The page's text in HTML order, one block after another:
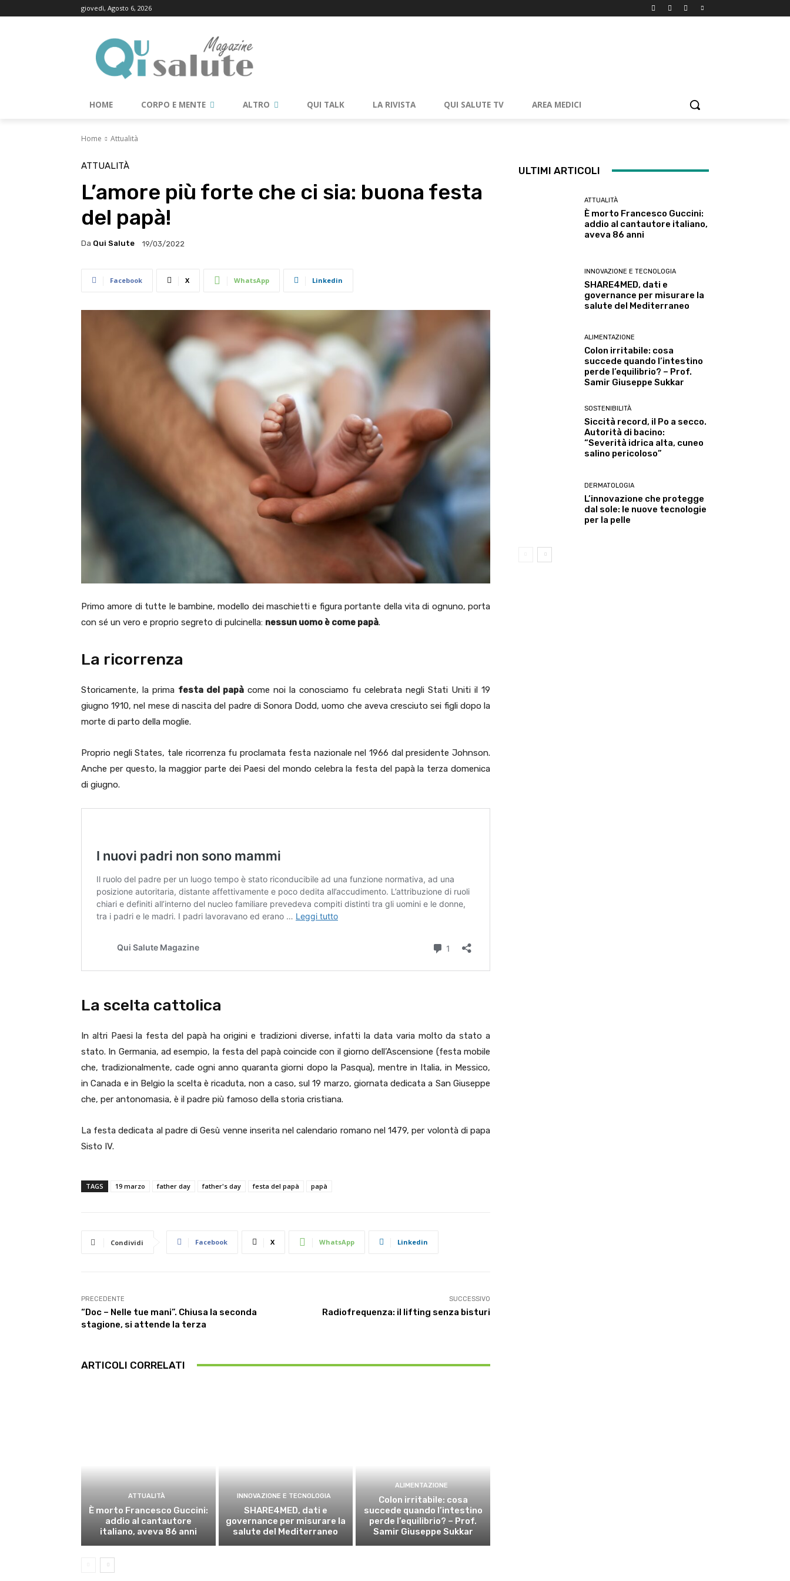
giovedì, Agosto 6, 2026
HOME CORPO E MENTE ALTRO QUI TALK LA RIVISTA QUI SALUTE TV AREA MEDICI
Home Attualità
ATTUALITÀ
L’amore più forte che ci sia: buona festa
del papà!
Da Qui Salute 19/03/2022
Facebook X WhatsApp Linkedin
Primo amore di tutte le bambine, modello dei maschietti e figura portante della vita di ognuno, porta
con sé un vero e proprio segreto di pulcinella: nessun uomo è come papà.
La ricorrenza
Storicamente, la prima festa del papà come noi la conosciamo fu celebrata negli Stati Uniti il 19
giugno 1910, nel mese di nascita del padre di Sonora Dodd, uomo che aveva cresciuto sei figli dopo la
morte di parto della moglie.
Proprio negli States, tale ricorrenza fu proclamata festa nazionale nel 1966 dal presidente Johnson.
Anche per questo, la maggior parte dei Paesi del mondo celebra la festa del papà la terza domenica
di giugno.
La scelta cattolica
In altri Paesi la festa del papà ha origini e tradizioni diverse, infatti la data varia molto da stato a
stato. In Germania, ad esempio, la festa del papà coincide con il giorno dell’Ascensione (festa mobile
che, tradizionalmente, cade ogni anno quaranta giorni dopo la Pasqua), mentre in Italia, in Messico,
in Canada e in Belgio la scelta è ricaduta, non a caso, sul 19 marzo, giornata dedicata a San Giuseppe
che, per antonomasia, è il padre più famoso della storia cristiana.
La festa dedicata al padre di Gesù venne inserita nel calendario romano nel 1479, per volontà di papa
Sisto IV.
TAGS 19 marzo father day father's day festa del papà papà
Condividi Facebook X WhatsApp Linkedin
PRECEDENTE
“Doc – Nelle tue mani”. Chiusa la seconda
stagione, si attende la terza
SUCCESSIVO
Radiofrequenza: il lifting senza bisturi
ARTICOLI CORRELATI
ATTUALITÀ
È morto Francesco Guccini:
addio al cantautore
italiano, aveva 86 anni
INNOVAZIONE E TECNOLOGIA
SHARE4MED, dati e
governance per misurare la
salute del Mediterraneo
ALIMENTAZIONE
Colon irritabile: cosa
succede quando l’intestino
perde l’equilibrio? – Prof.
Samir Giuseppe Sukkar
ULTIMI ARTICOLI
ATTUALITÀ
È morto Francesco Guccini:
addio al cantautore italiano,
aveva 86 anni
INNOVAZIONE E TECNOLOGIA
SHARE4MED, dati e
governance per misurare la
salute del Mediterraneo
ALIMENTAZIONE
Colon irritabile: cosa
succede quando l’intestino
perde l’equilibrio? – Prof.
Samir Giuseppe Sukkar
SOSTENIBILITÀ
Siccità record, il Po a secco.
Autorità di bacino:
“Severità idrica alta, cuneo
salino pericoloso”
DERMATOLOGIA
L’innovazione che protegge
dal sole: le nuove tecnologie
per la pelle